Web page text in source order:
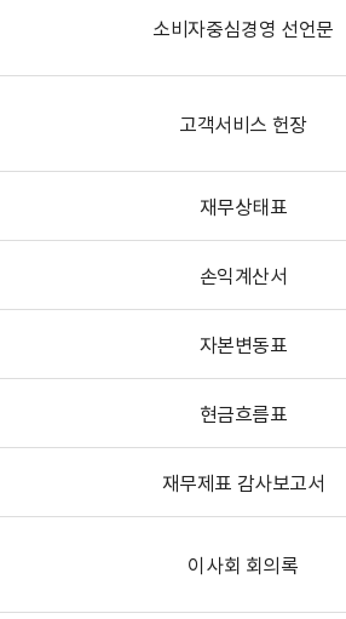
소비자중심경영 선언문
고객서비스 헌장
재무상태표
손익계산서
자본변동표
현금흐름표
재무제표 감사보고서
이사회 회의록